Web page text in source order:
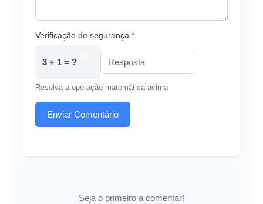
Verificação de segurança *
3 + 1 = ?
Resolva a operação matemática acima
Enviar Comentário
Seja o primeiro a comentar!